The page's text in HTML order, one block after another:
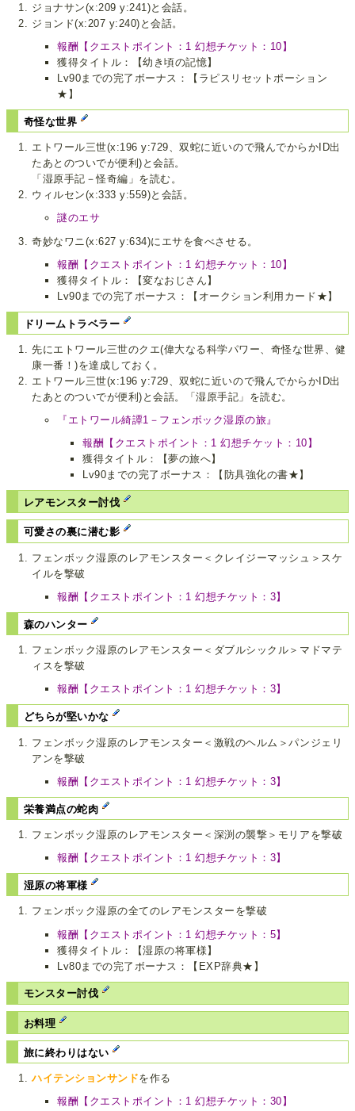
ジョナサン(x:209 y:241)と会話。
ジョンド(x:207 y:240)と会話。
報酬【クエストポイント：1 幻想チケット：10】
獲得タイトル：【幼き頃の記憶】
Lv90までの完了ボーナス：【ラピスリセットポーション
★】
奇怪な世界
エトワール三世(x:196 y:729、双蛇に近いので飛んでからかID出
たあとのついでが便利)と会話。
「湿原手記－怪奇編」を読む。
ウィルセン(x:333 y:559)と会話。
謎のエサ
奇妙なワニ(x:627 y:634)にエサを食べさせる。
報酬【クエストポイント：1 幻想チケット：10】
獲得タイトル：【変なおじさん】
Lv90までの完了ボーナス：【オークション利用カード★】
ドリームトラベラー
先にエトワール三世のクエ(偉大なる科学パワー、奇怪な世界、健
康一番！)を達成しておく。
エトワール三世(x:196 y:729、双蛇に近いので飛んでからかID出
たあとのついでが便利)と会話。「湿原手記」を読む。
『エトワール綺譚1－フェンボック湿原の旅』
報酬【クエストポイント：1 幻想チケット：10】
獲得タイトル：【夢の旅へ】
Lv90までの完了ボーナス：【防具強化の書★】
レアモンスター討伐
可愛さの裏に潜む影
フェンボック湿原のレアモンスター＜クレイジーマッシュ＞スケ
イルを撃破
報酬【クエストポイント：1 幻想チケット：3】
森のハンター
フェンボック湿原のレアモンスター＜ダブルシックル＞マドマテ
ィスを撃破
報酬【クエストポイント：1 幻想チケット：3】
どちらが堅いかな
フェンボック湿原のレアモンスター＜激戦のヘルム＞パンジェリ
アンを撃破
報酬【クエストポイント：1 幻想チケット：3】
栄養満点の蛇肉
フェンボック湿原のレアモンスター＜深渕の襲撃＞モリアを撃破
報酬【クエストポイント：1 幻想チケット：3】
湿原の将軍様
フェンボック湿原の全てのレアモンスターを撃破
報酬【クエストポイント：1 幻想チケット：5】
獲得タイトル：【湿原の将軍様】
Lv80までの完了ボーナス：【EXP辞典★】
モンスター討伐
お料理
旅に終わりはない
ハイテンションサンドを作る
報酬【クエストポイント：1 幻想チケット：30】